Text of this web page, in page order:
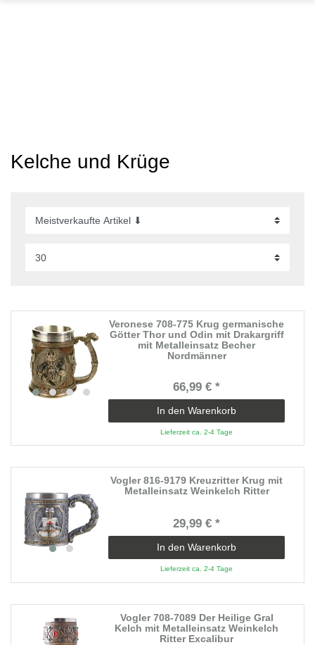
Kelche und Krüge
Veronese 708-775 Krug germanische
Götter Thor und Odin mit Drakargriff
mit Metalleinsatz Becher
Nordmänner
66,99 € *
In den Warenkorb
Lieferzeit ca. 2-4 Tage
Vogler 816-9179 Kreuzritter Krug mit
Metalleinsatz Weinkelch Ritter
29,99 € *
In den Warenkorb
Lieferzeit ca. 2-4 Tage
Vogler 708-7089 Der Heilige Gral
Kelch mit Metalleinsatz Weinkelch
Ritter Excalibur